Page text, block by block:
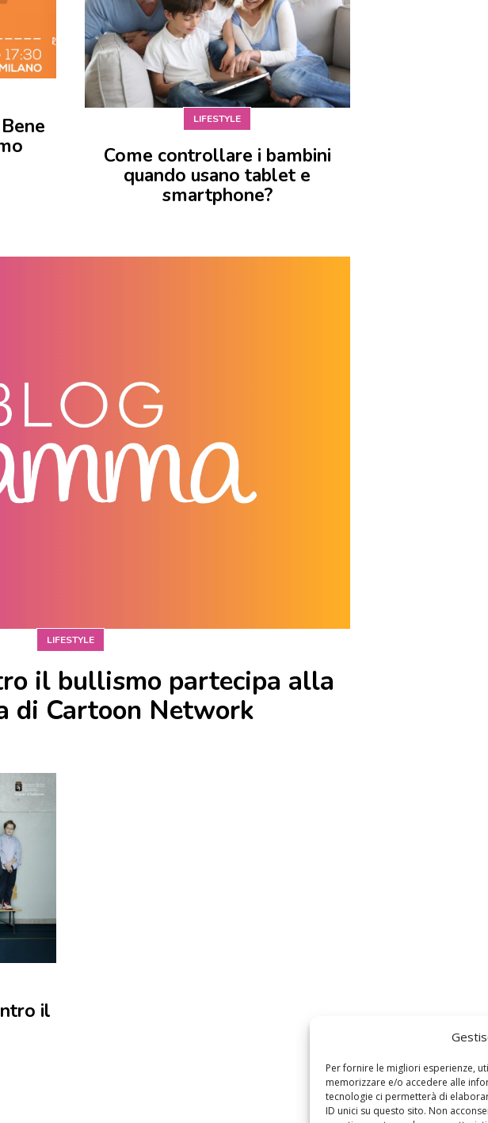
Per fornire le migliori esperienze,
memorizzare e/o accedere alle
tecnologie ci permetterà di
ID unici su questo sito. Non
LIFESTYLE
Come controllare i bambini
quando usano tablet e
smartphone?
LIFESTYLE
il bullismo partecipa alla
di Cartoon Network
il